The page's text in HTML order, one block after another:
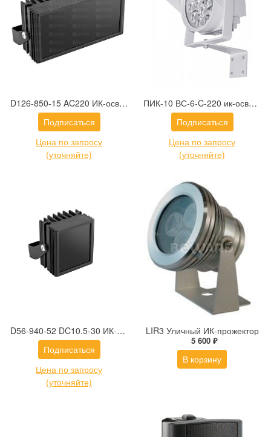
D126-850-15 AC220 ИК-осветитель с углом 15 гр. IR Technologies
Подписаться
Цена по запросу
(уточняйте)
ПИК-10 ВС-6-C-220 ик-осветитель
Подписаться
Цена по запросу
(уточняйте)
D56-940-52 DC10.5-30 ИК-осветитель 52° и питанием 10.5-30В DC
Подписаться
Цена по запросу
(уточняйте)
LIR3 Уличный ИК-прожектор
5 600 ₽
В корзину